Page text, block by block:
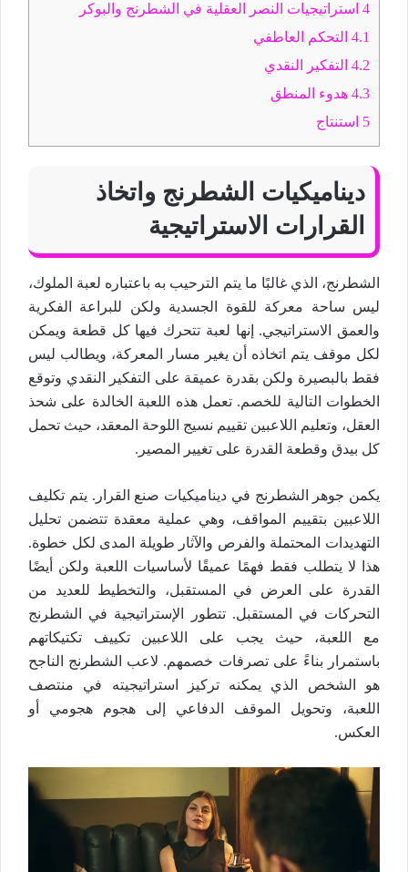
4 استراتيجيات النصر العقلية في الشطرنج والبوكر
4.1 التحكم العاطفي
4.2 التفكير النقدي
4.3 هدوء المنطق
5 استنتاج
ديناميكيات الشطرنج واتخاذ
القرارات الاستراتيجية
الشطرنج، الذي غالبًا ما يتم الترحيب به باعتباره لعبة الملوك،
ليس ساحة معركة للقوة الجسدية ولكن للبراعة الفكرية
والعمق الاستراتيجي. إنها لعبة تتحرك فيها كل قطعة ويمكن
لكل موقف يتم اتخاذه أن يغير مسار المعركة، ويطالب ليس
فقط بالبصيرة ولكن بقدرة عميقة على التفكير النقدي وتوقع
الخطوات التالية للخصم. تعمل هذه اللعبة الخالدة على شحذ
العقل، وتعليم اللاعبين تقييم نسيج اللوحة المعقد، حيث تحمل
كل بيدق وقطعة القدرة على تغيير المصير.
يكمن جوهر الشطرنج في ديناميكيات صنع القرار. يتم تكليف
اللاعبين بتقييم المواقف، وهي عملية معقدة تتضمن تحليل
التهديدات المحتملة والفرص والآثار طويلة المدى لكل خطوة.
هذا لا يتطلب فقط فهمًا عميقًا لأساسيات اللعبة ولكن أيضًا
القدرة على العرض في المستقبل، والتخطيط للعديد من
التحركات في المستقبل. تتطور الإستراتيجية في الشطرنج
مع اللعبة، حيث يجب على اللاعبين تكييف تكتيكاتهم
باستمرار بناءً على تصرفات خصمهم. لاعب الشطرنج الناجح
هو الشخص الذي يمكنه تركيز استراتيجيته في منتصف
اللعبة، وتحويل الموقف الدفاعي إلى هجوم هجومي أو
العكس.